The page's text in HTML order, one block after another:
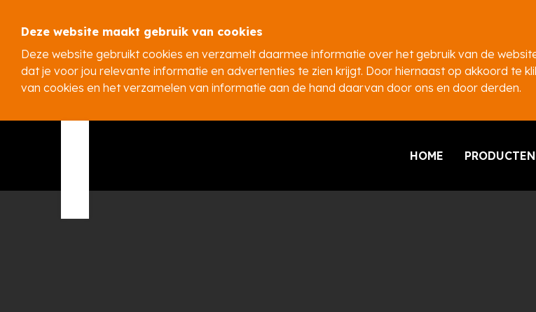
Deze website maakt gebruik van cookies
Deze website gebruikt cookies en verzamelt daarmee informatie over het gebruik van de
dat je voor jou relevante informatie en advertenties te zien krijgt. Door hiernaast op akkoord te
van cookies en het verzamelen van informatie aan de hand daarvan door ons en door derden.
HOME PRODUCTEN